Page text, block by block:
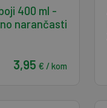
400 ml -
narančasti
3,95 € / kom